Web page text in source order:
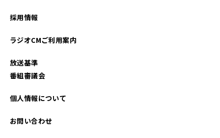
採用情報
ラジオCMご利用案内
放送基準
番組審議会
個人情報について
お問い合わせ